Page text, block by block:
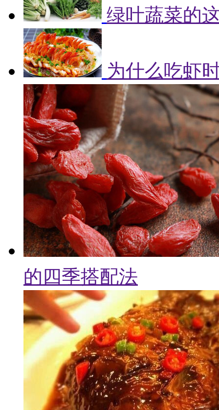
绿叶蔬菜的
为什么吃虾
的四季搭配法